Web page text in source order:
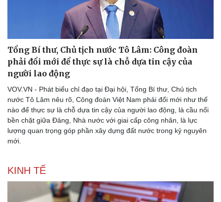
Xe máy
Tư vấn
Tổng Bí thư, Chủ tịch nước Tô Lâm: Công đoàn
phải đổi mới để thực sự là chỗ dựa tin cậy của
người lao động
VOV.VN - Phát biểu chỉ đạo tại Đại hội, Tổng Bí thư, Chủ tịch
nước Tô Lâm nêu rõ, Công đoàn Việt Nam phải đổi mới như thế
nào để thực sự là chỗ dựa tin cậy của người lao động, là cầu nối
bền chặt giữa Đảng, Nhà nước với giai cấp công nhân, là lực
lượng quan trọng góp phần xây dựng đất nước trong kỷ nguyên
mới.
KINH TẾ